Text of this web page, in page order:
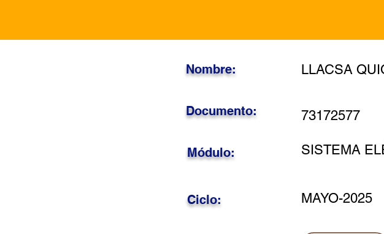
LLACSA
Nombre:
73172577
Documento:
SISTEMA
Módulo:
MAYO-2025
Ciclo: